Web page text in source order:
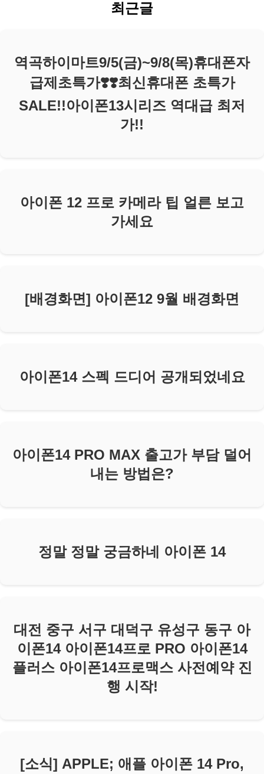
최근글
역곡하이마트9/5(금)~9/8(목)휴대폰자
급제초특가❣️❣️최신휴대폰 초특가
SALE!!아이폰13시리즈 역대급 최저
가!!
아이폰 12 프로 카메라 팁 얼른 보고
가세요
[배경화면] 아이폰12 9월 배경화면
아이폰14 스펙 드디어 공개되었네요
아이폰14 PRO MAX 출고가 부담 덜어
내는 방법은?
정말 정말 궁금하네 아이폰 14
대전 중구 서구 대덕구 유성구 동구 아
이폰14 아이폰14프로 PRO 아이폰14
플러스 아이폰14프로맥스 사전예약 진
행 시작!
[소식] APPLE; 애플 아이폰 14 Pro,